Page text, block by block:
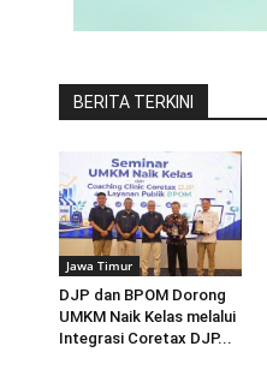
BERITA TERKINI
Jawa Timur
DJP dan BPOM Dorong
UMKM Naik Kelas melalui
Integrasi Coretax DJP...